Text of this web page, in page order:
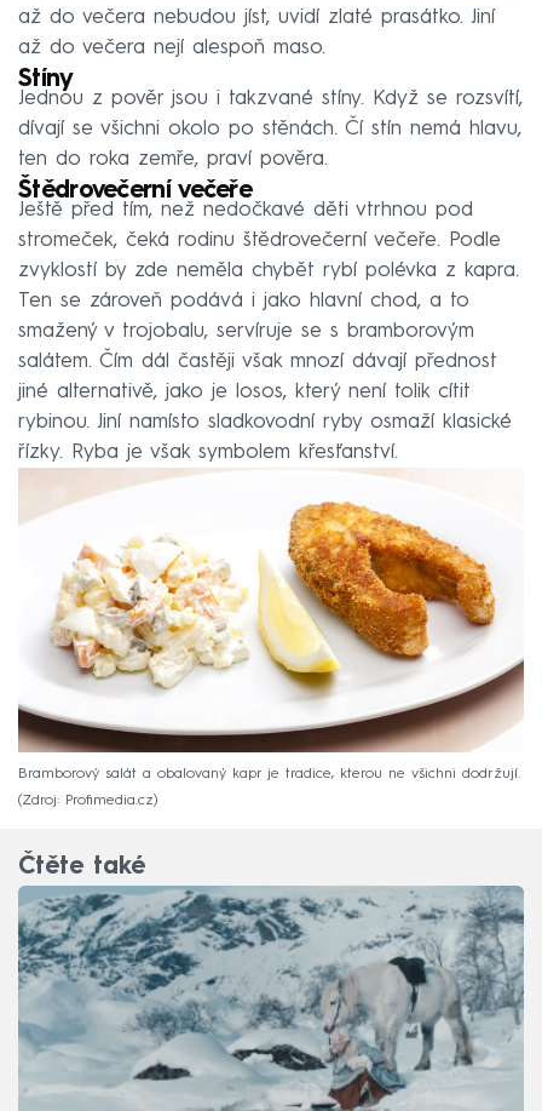
až do večera nebudou jíst, uvidí zlaté prasátko. Jiní
až do večera nejí alespoň maso.
Stíny
Jednou z pověr jsou i takzvané stíny. Když se rozsvítí,
dívají se všichni okolo po stěnách. Čí stín nemá hlavu,
ten do roka zemře, praví pověra.
Štědrovečerní večeře
Ještě před tím, než nedočkavé děti vtrhnou pod
stromeček, čeká rodinu štědrovečerní večeře. Podle
zvyklostí by zde neměla chybět rybí polévka z kapra.
Ten se zároveň podává i jako hlavní chod, a to
smažený v trojobalu, servíruje se s bramborovým
salátem. Čím dál častěji však mnozí dávají přednost
jiné alternativě, jako je losos, který není tolik cítit
rybinou. Jiní namísto sladkovodní ryby osmaží klasické
řízky. Ryba je však symbolem křesťanství.
Bramborový salát a obalovaný kapr je tradice, kterou ne všichni dodržují.
Zdroj: Profimedia.cz
Čtěte také